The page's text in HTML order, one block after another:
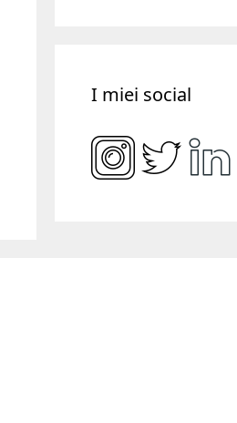
I miei social